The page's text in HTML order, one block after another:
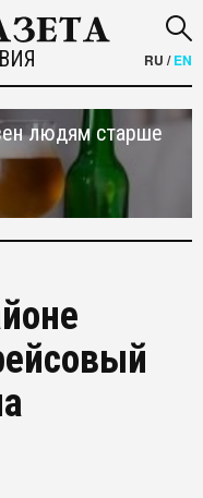
RU /EN
людям старше